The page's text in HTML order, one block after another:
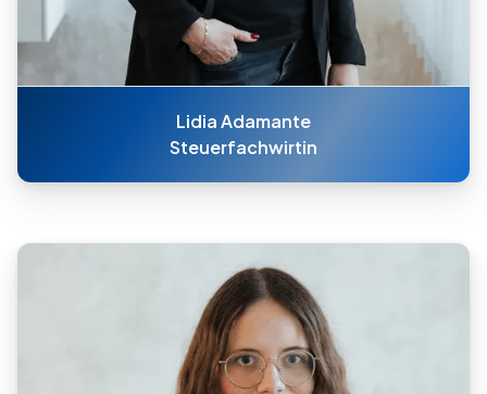
Lidia Adamante
Steuerfachwirtin